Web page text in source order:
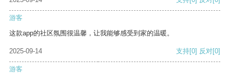
游客
这款app的社区氛围很温馨，让我能够感受到家的温暖。
2025-09-14 支持[0] 反对[0]
游客